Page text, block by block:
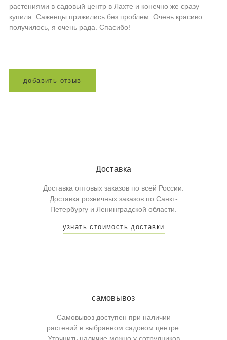
растениями в садовый центр в Лахте и конечно же сразу
купила. Саженцы прижились без проблем. Очень красиво
получилось, я очень рада. Спасибо!
доба вит ь отз ыв
Доставка
Доставка оптовых заказов по всей России.
Доставка розничных заказов по Санкт-
Петербургу и Ленинградской области.
узнать стоимость доставки
самовывоз
Самовывоз доступен при наличии
растений в выбранном садовом центре.